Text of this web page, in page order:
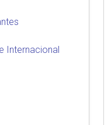
Internacional